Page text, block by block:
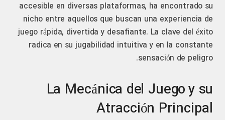
accesible en diversas plataformas, ha encontrado su
nicho entre aquellos que buscan una experiencia de
juego rápida, divertida y desafiante. La clave del éxito
radica en su jugabilidad intuitiva y en la constante
sensación de peligro.
La Mecánica del Juego y su
Atracción Principal